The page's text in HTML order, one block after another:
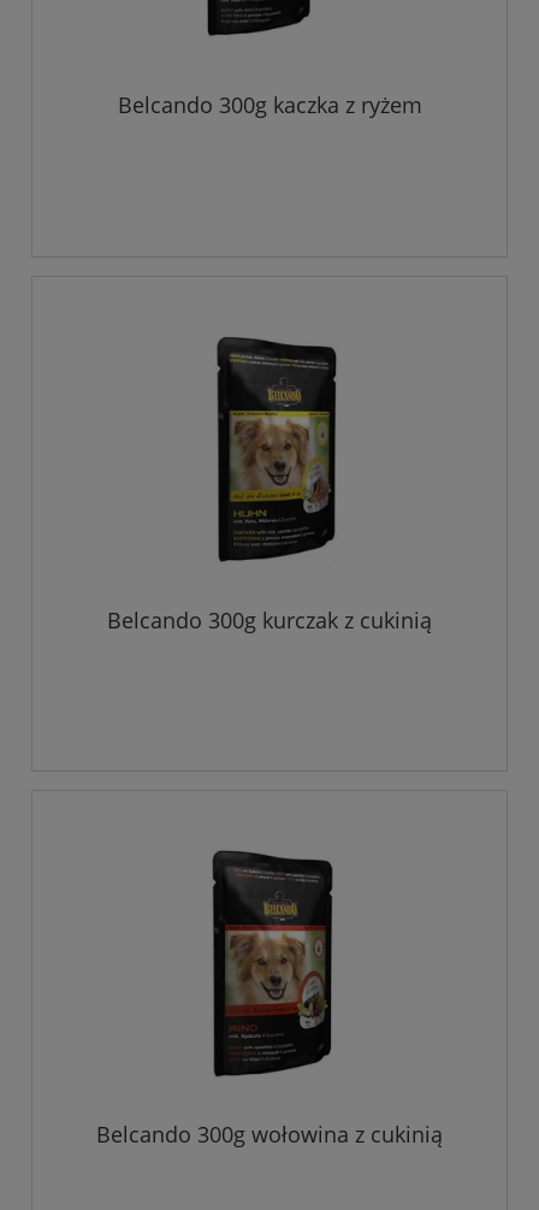
Belcando 300g kaczka z ryżem
Belcando 300g kurczak z cukinią
Belcando 300g wołowina z cukinią